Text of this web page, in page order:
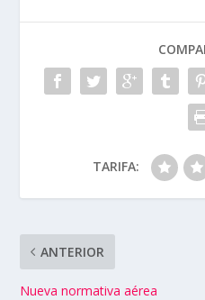
TARIFA:
ANTERIOR
Nueva normativa aérea